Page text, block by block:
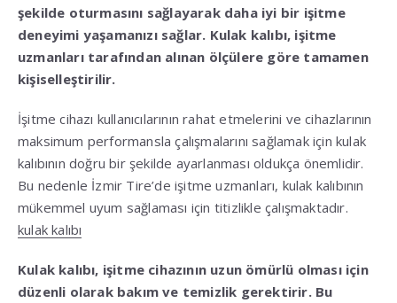
şekilde oturmasını sağlayarak daha iyi bir işitme
deneyimi yaşamanızı sağlar. Kulak kalıbı, işitme
uzmanları tarafından alınan ölçülere göre tamamen
kişiselleştirilir.
İşitme cihazı kullanıcılarının rahat etmelerini ve cihazlarının
maksimum performansla çalışmalarını sağlamak için kulak
kalıbının doğru bir şekilde ayarlanması oldukça önemlidir.
Bu nedenle İzmir Tire’de işitme uzmanları, kulak kalıbının
mükemmel uyum sağlaması için titizlikle çalışmaktadır.
kulak kalıbı
Kulak kalıbı, işitme cihazının uzun ömürlü olması için
düzenli olarak bakım ve temizlik gerektirir. Bu